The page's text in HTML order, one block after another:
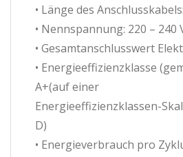
• Länge des
• Nennspannung: 220 – 240
• Gesamtanschlusswert
• Energieeffizienzklasse
A+(auf einer
Energieeffizienzklassen-
D)
• Energieverbrauch pro